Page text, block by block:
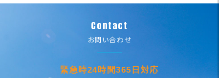
Contact
お問い合わせ
緊急時24時間365日対応